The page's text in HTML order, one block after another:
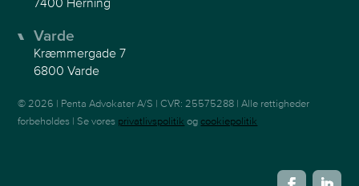
Varde
Kræmmergade 7
6800 Varde
© 2026 | Penta Advokater A/S | CVR: 25575288 | Alle rettigheder
forbeholdes | Se vores privatlivspolitik og cookiepolitik